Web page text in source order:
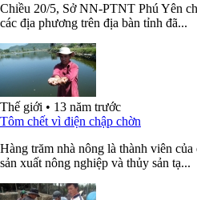
Chiều 20/5, Sở NN-PTNT Phú Yên
các địa phương trên địa bàn tỉnh đã...
Thế giới • 13 năm trước
Tôm chết vì điện chập chờn
Hàng trăm nhà nông là thành viên
sản xuất nông nghiệp và thủy sản tạ...